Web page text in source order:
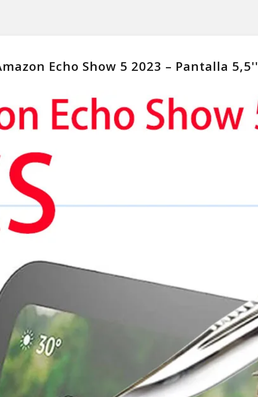
Echo Show 5 2023 – Pantalla 5,5''